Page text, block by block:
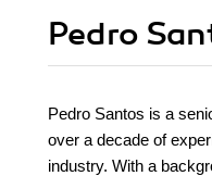
Pedro
Pedro Santos is a
over a decade of
industry. With a